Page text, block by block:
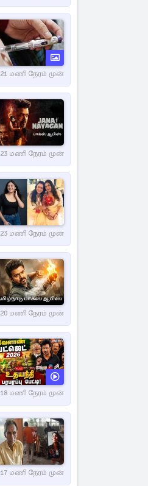
21 மணி நேரம் முன்
23 மணி நேரம் முன்
23 மணி நேரம் முன்
20 மணி நேரம் முன்
18 மணி நேரம் முன்
17 மணி நேரம் முன்